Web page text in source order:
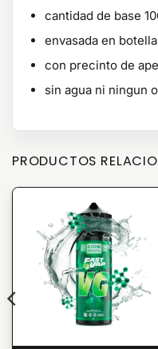
cantidad de base
envasada en
con precinto de
sin agua ni ningun
PRODUCTOS